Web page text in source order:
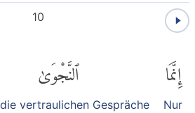
10
إِنَّمَا
Nur
ٱلنَّجْوَىٰ
vertraulichen Gespräche